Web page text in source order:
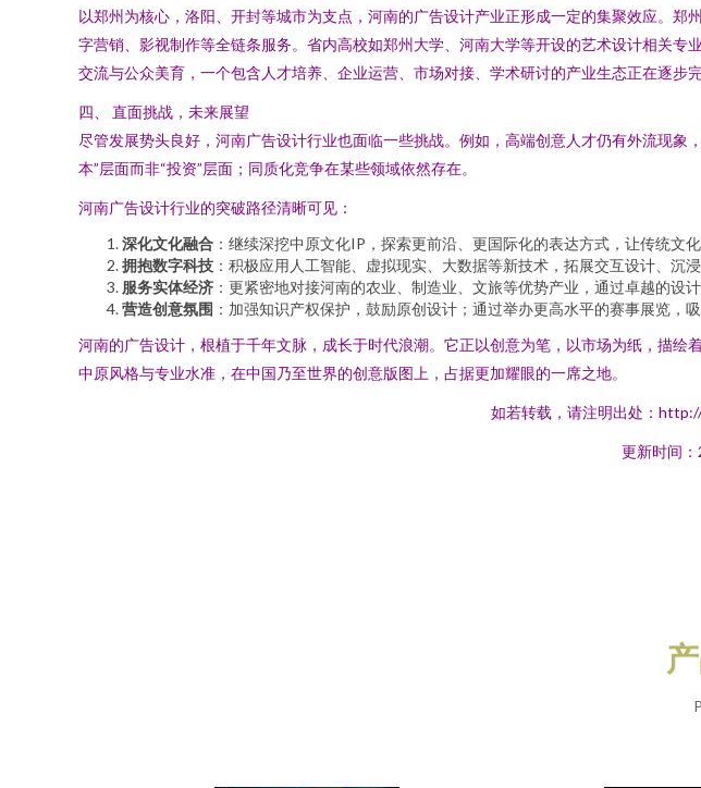
以郑州为核心，洛阳、开封等城市为支点，河南的广告设计产业正形成一定的集聚效应。
字营销、影视制作等全链条服务。省内高校如郑州大学、河南大学等开设的艺术设计相关
交流与公众美育，一个包含人才培养、企业运营、市场对接、学术研讨的产业生态正在逐步完
四、 直面挑战，未来展望
尽管发展势头良好，河南广告设计行业也面临一些挑战。例如，高端创意人才仍有外流现
本”层面而非“投资”层面；同质化竞争在某些领域依然存在。
河南广告设计行业的突破路径清晰可见：
深化文化融合 ：继续深挖中原文化IP，探索更前沿、更国际化的表达方式，让传统文
拥抱数字科技 ：积极应用人工智能、虚拟现实、大数据等新技术，拓展交互设计、沉
服务实体经济 ：更紧密地对接河南的农业、制造业、文旅等优势产业，通过卓越的设
营造创意氛围 ：加强知识产权保护，鼓励原创设计；通过举办更高水平的赛事展览，
河南的广告设计，根植于千年文脉，成长于时代浪潮。它正以创意为笔，以市场为纸，描
中原风格与专业水准，在中国乃至世界的创意版图上，占据更加耀眼的一席之地。
如若转载，请注明出处：
更新时间